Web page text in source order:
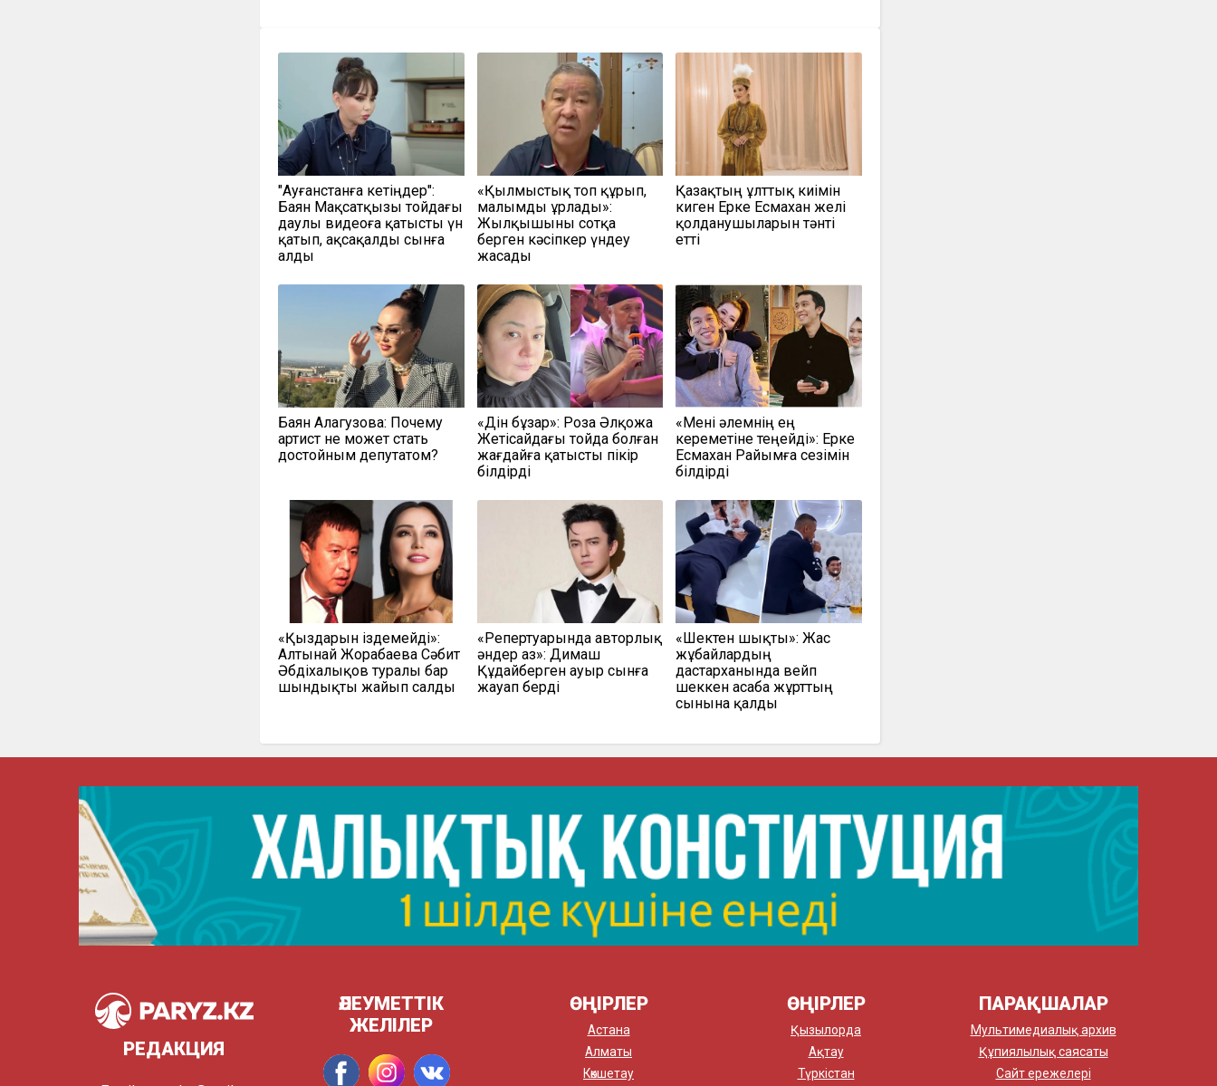
"Ауғанстанға кетіңдер":
Баян Мақсатқызы тойдағы
даулы видеоға қатысты үн
қатып, ақсақалды сынға
алды
«Қылмыстық топ құрып,
малымды ұрлады»:
Жылқышыны сотқа
берген кәсіпкер үндеу
жасады
Қазақтың ұлттық киімін
киген Ерке Есмахан желі
қолданушыларын тәнті
етті
Баян Алагузова: Почему
артист не может стать
достойным депутатом?
«Дін бұзар»: Роза Әлқожа
Жетісайдағы тойда болған
жағдайға қатысты пікір
білдірді
«Мені әлемнің ең
кереметіне теңейді»: Ерке
Есмахан Райымға сезімін
білдірді
«Қыздарын іздемейді»:
Алтынай Жорабаева Сәбит
Әбдіхалықов туралы бар
шындықты жайып салды
«Репертуарында авторлық
әндер аз»: Димаш
Құдайберген ауыр сынға
жауап берді
«Шектен шықты»: Жас
жұбайлардың
дастарханында вейп
шеккен асаба жұрттың
сынына қалды
РЕДАКЦИЯ
ӘЛЕУМЕТТІК
ЖЕЛІЛЕР
ӨҢІРЛЕР
Астана
Алматы
Көкшетау
ӨҢІРЛЕР
Қызылорда
Ақтау
Түркістан
ПАРАҚШАЛАР
Мультимедиалық архив
Құпиялылық саясаты
Сайт ережелері